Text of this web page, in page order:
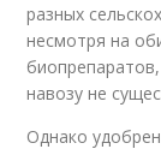
разных
несмотря на
навозу не
Однако